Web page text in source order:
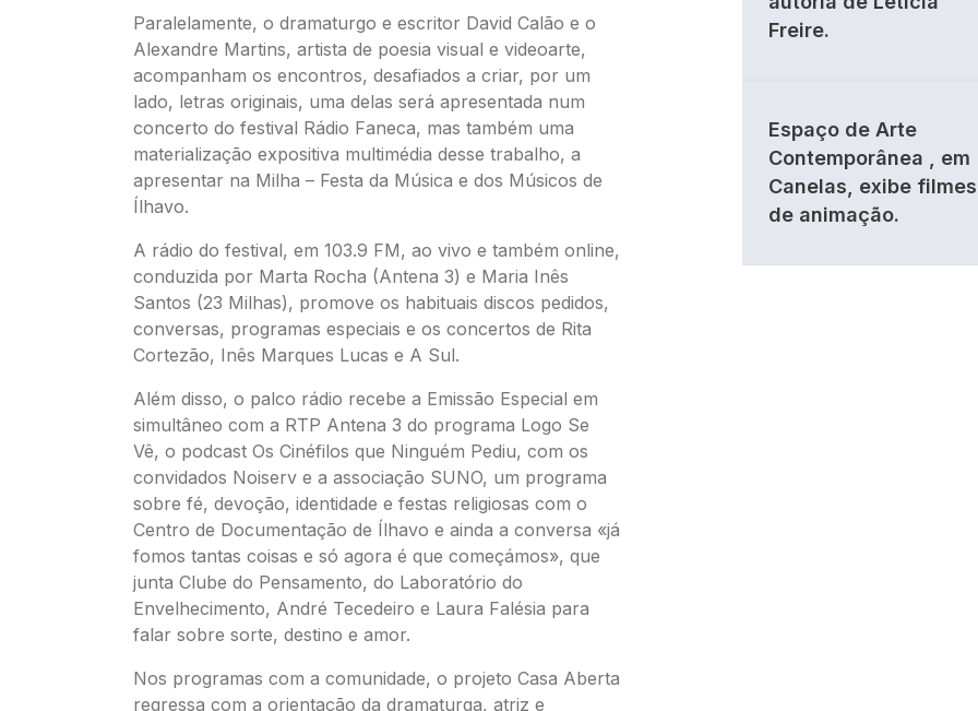
Paralelamente, o dramaturgo e escritor David Calão e o
Alexandre Martins, artista de poesia visual e videoarte,
acompanham os encontros, desafiados a criar, por um
lado, letras originais, uma delas será apresentada num
concerto do festival Rádio Faneca, mas também uma
materialização expositiva multimédia desse trabalho, a
apresentar na Milha – Festa da Música e dos Músicos de
Ílhavo.
A rádio do festival, em 103.9 FM, ao vivo e também online,
conduzida por Marta Rocha (Antena 3) e Maria Inês
Santos (23 Milhas), promove os habituais discos pedidos,
conversas, programas especiais e os concertos de Rita
Cortezão, Inês Marques Lucas e A Sul.
Além disso, o palco rádio recebe a Emissão Especial em
simultâneo com a RTP Antena 3 do programa Logo Se
Vê, o podcast Os Cinéfilos que Ninguém Pediu, com os
convidados Noiserv e a associação SUNO, um programa
sobre fé, devoção, identidade e festas religiosas com o
Centro de Documentação de Ílhavo e ainda a conversa «já
fomos tantas coisas e só agora é que começámos», que
junta Clube do Pensamento, do Laboratório do
Envelhecimento, André Tecedeiro e Laura Falésia para
falar sobre sorte, destino e amor.
Nos programas com a comunidade, o projeto Casa Aberta
regressa com a orientação da dramaturga, atriz e
Freire.
Espaço de Arte
Contemporânea , em
Canelas, exibe filmes
de animação.